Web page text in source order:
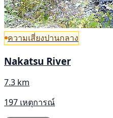
ความเสี่ยงปานกลาง
Nakatsu River
7.3 km
197 เหตุการณ์